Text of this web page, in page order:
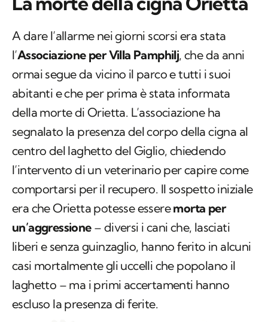
l’Associazione per Villa Pamphilj, che da anni
abitanti e che per prima è stata informata
della morte di Orietta. L’associazione ha
segnalato la presenza del corpo della cigna al
centro del laghetto del Giglio, chiedendo
l’intervento di un veterinario per capire come
comportarsi per il recupero. Il sospetto iniziale
era che Orietta potesse esseremorta per
un’aggressione – diversi i cani che, lasciati
liberi e senza guinzaglio, hanno ferito in alcuni
casi mortalmente gli uccelli che popolano il
laghetto – ma i primi accertamenti hanno
escluso la presenza di ferite.